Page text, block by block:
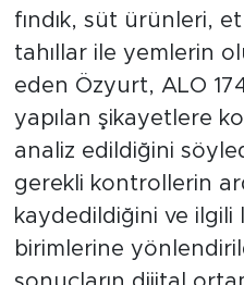
fındık, süt ürünleri,
tahıllar ile yemlerin
eden Özyurt, ALO
yapılan şikayetlere
analiz edildiğini
gerekli kontrollerin
kaydedildiğini ve
birimlerine